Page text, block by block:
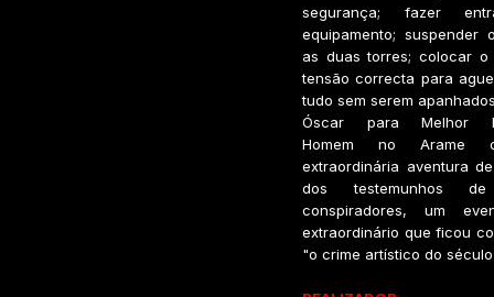
segurança; fazer
equipamento; suspender
as duas torres; colocar
tensão correcta para
tudo sem serem
Óscar para Melhor
Homem no
extraordinária aventura
dos testemunhos
conspiradores, um
extraordinário que ficou
"o crime artístico do